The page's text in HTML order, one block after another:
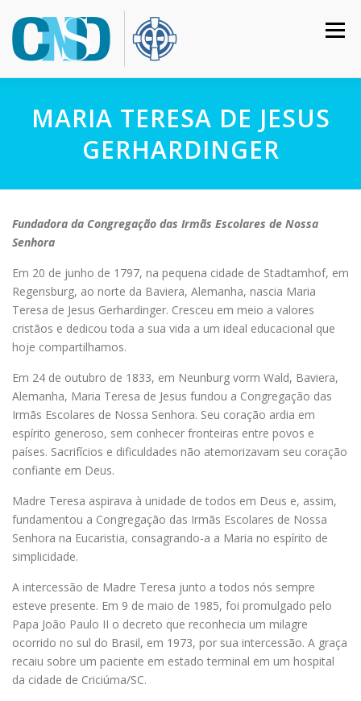
para
conteúdo
Menu
HOME COLÉGIO INSTITUCIONAL CURSOS
ACESSO RESTRITO
MARIA TERESA DE JESUS
GERHARDINGER
Fundadora da Congregação das Irmãs Escolares de Nossa
Senhora
Em 20 de junho de 1797, na pequena cidade de Stadtamhof, em
Regensburg, ao norte da Baviera, Alemanha, nascia Maria
Teresa de Jesus Gerhardinger. Cresceu em meio a valores
cristãos e dedicou toda a sua vida a um ideal educacional que
hoje compartilhamos.
Em 24 de outubro de 1833, em Neunburg vorm Wald, Baviera,
Alemanha, Maria Teresa de Jesus fundou a Congregação das
Irmãs Escolares de Nossa Senhora. Seu coração ardia em
espírito generoso, sem conhecer fronteiras entre povos e
países. Sacrifícios e dificuldades não atemorizavam seu coração
confiante em Deus.
Madre Teresa aspirava à unidade de todos em Deus e, assim,
fundamentou a Congregação das Irmãs Escolares de Nossa
Senhora na Eucaristia, consagrando-a a Maria no espírito de
simplicidade.
A intercessão de Madre Teresa junto a todos nós sempre
esteve presente. Em 9 de maio de 1985, foi promulgado pelo
Papa João Paulo II o decreto que reconhecia um milagre
ocorrido no sul do Brasil, em 1973, por sua intercessão. A graça
recaiu sobre um paciente em estado terminal em um hospital
da cidade de Criciúma/SC.